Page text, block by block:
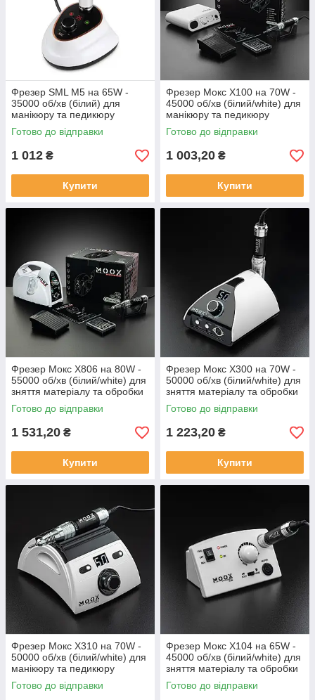
Фрезер SML M5 на 65W -
35000 об/хв (білий) для
манікюру та педикюру
Готово до відправки
1 012 ₴
Купити
Фрезер Мокс X100 на 70W -
45000 об/хв (білий/white) для
манікюру та педикюру
Готово до відправки
1 003,20 ₴
Купити
Фрезер Мокс X806 на 80W -
55000 об/хв (білий/white) для
зняття матеріалу та обробки
кутикули
Готово до відправки
1 531,20 ₴
Купити
Фрезер Мокс X300 на 70W -
50000 об/хв (білий/white) для
зняття матеріалу та обробки
кутикули
Готово до відправки
1 223,20 ₴
Купити
Фрезер Мокс X310 на 70W -
50000 об/хв (білий/white) для
манікюру та педикюру
Готово до відправки
Фрезер Мокс X104 на 65W -
45000 об/хв (білий/white) для
зняття матеріалу та обробки
кутикули
Готово до відправки